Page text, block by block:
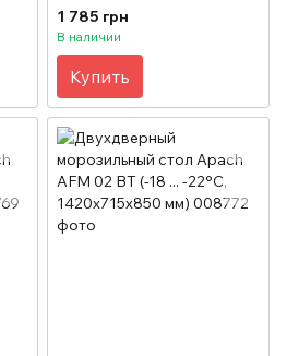
...+10°C, 1870х700х850 мм)
1 785 грн
В наличии
Купить